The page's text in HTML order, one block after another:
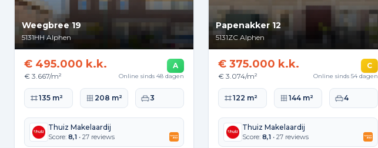
Weegbree 19
5131HH Alphen
€ 495.000 k.k.
€ 3.667/m²
A
Online sinds 48 dagen
Woonoppervlakte
135 m² Perceeloppervlakte
208 m² Slaapkamers
3
Thuiz Makelaardij
Score: 8,1 • 27 reviews
Papenakker 12
5131ZC Alphen
€ 375.000 k.k.
€ 3.074/m²
C
Online sinds 54 dagen
Woonoppervlakte
122 m² Perceeloppervlakte
144 m² Slaapkamers
4
Thuiz Makelaardij
Score: 8,1 • 27 reviews